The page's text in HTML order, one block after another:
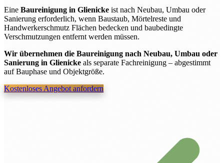
Eine Baureinigung in Glienicke ist nach Neubau, Umbau oder
Sanierung erforderlich, wenn Baustaub, Mörtelreste und
Handwerkerschmutz Flächen bedecken und baubedingte
Verschmutzungen entfernt werden müssen.
Wir übernehmen die Baureinigung nach Neubau, Umbau oder
Sanierung in Glienicke als separate Fachreinigung – abgestimmt
auf Bauphase und Objektgröße.
Kostenloses Angebot anfordern